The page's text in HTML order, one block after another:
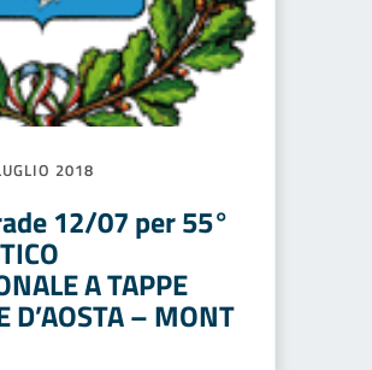
2018
12/07 per 55°
A TAPPE
D’AOSTA – MONT